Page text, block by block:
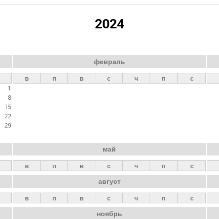
2024
1
8
15
22
29
февраль
в п в с ч п с
май
в п в с ч п с
август
в п в с ч п с
ноябрь